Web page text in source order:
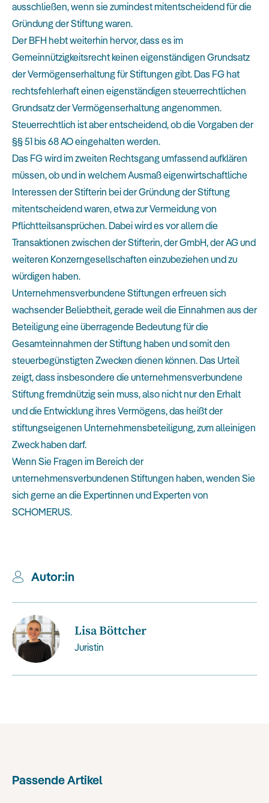
ausschließen, wenn sie zumindest mitentscheidend für die
Gründung der Stiftung waren.
Der BFH hebt weiterhin hervor, dass es im
Gemeinnützigkeitsrecht keinen eigenständigen Grundsatz
der Vermögenserhaltung für Stiftungen gibt. Das FG hat
rechtsfehlerhaft einen eigenständigen steuerrechtlichen
Grundsatz der Vermögenserhaltung angenommen.
Steuerrechtlich ist aber entscheidend, ob die Vorgaben der
§§ 51 bis 68 AO eingehalten werden.
Das FG wird im zweiten Rechtsgang umfassend aufklären
müssen, ob und in welchem Ausmaß eigenwirtschaftliche
Interessen der Stifterin bei der Gründung der Stiftung
mitentscheidend waren, etwa zur Vermeidung von
Pflichtteilsansprüchen. Dabei wird es vor allem die
Transaktionen zwischen der Stifterin, der GmbH, der AG und
weiteren Konzerngesellschaften einzubeziehen und zu
würdigen haben.
Unternehmensverbundene Stiftungen erfreuen sich
wachsender Beliebtheit, gerade weil die Einnahmen aus der
Beteiligung eine überragende Bedeutung für die
Gesamteinnahmen der Stiftung haben und somit den
steuerbegünstigten Zwecken dienen können. Das Urteil
zeigt, dass insbesondere die unternehmensverbundene
Stiftung fremdnützig sein muss, also nicht nur den Erhalt
und die Entwicklung ihres Vermögens, das heißt der
stiftungseigenen Unternehmensbeteiligung, zum alleinigen
Zweck haben darf.
Wenn Sie Fragen im Bereich der
unternehmensverbundenen Stiftungen haben, wenden Sie
sich gerne an die Expertinnen und Experten von
SCHOMERUS.
Autor:in
Lisa Böttcher
Juristin
Passende Artikel